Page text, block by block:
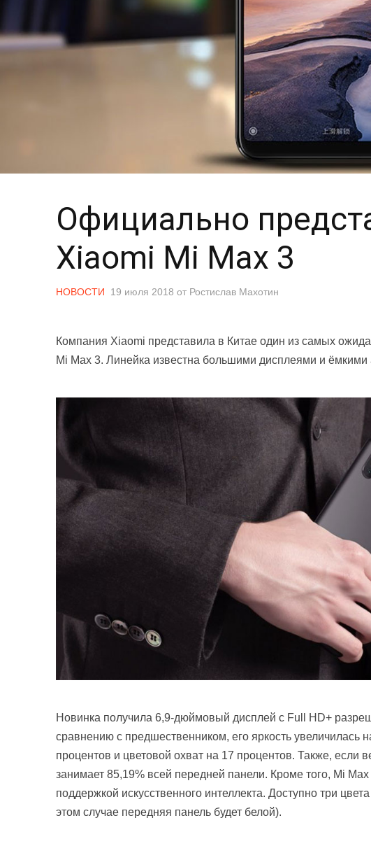
Официально
Xiaomi Mi Max 3
НОВОСТИ 19 июля 2018 от Ростислав Махотин
Компания Xiaomi представила в Китае один из самых
Mi Max 3. Линейка известна большими дисплеями и ёмкими
Новинка получила 6,9-дюймовый дисплей с Full HD+
сравнению с предшественником, его яркость увеличилась
процентов и цветовой охват на 17 процентов. Также, если
занимает 85,19% всей передней панели. Кроме того, Mi
поддержкой искусственного интеллекта. Доступно три
этом случае передняя панель будет белой).